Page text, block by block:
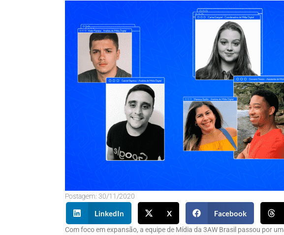
Postagem: 30/11/2020
LinkedIn X Facebook
Com foco em expansão, a equipe de Mídia da 3AW Brasil passou por